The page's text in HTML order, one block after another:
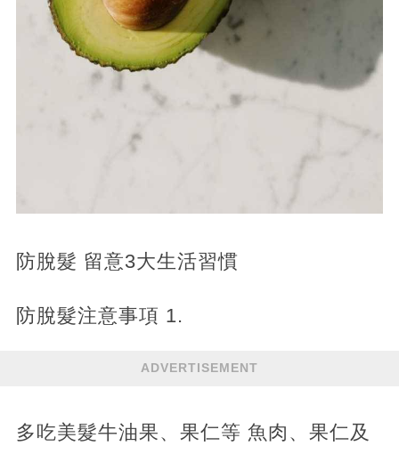
防脫髮 留意3大生活習慣
防脫髮注意事項 1.
ADVERTISEMENT
多吃美髮牛油果、果仁等 魚肉、果仁及